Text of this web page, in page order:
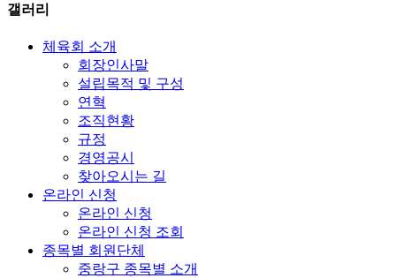
갤러리
체육회 소개
회장인사말
설립목적 및 구성
연혁
조직현황
규정
경영공시
찾아오시는 길
온라인 신청
온라인 신청
온라인 신청 조회
종목별 회원단체
중랑구 종목별 소개